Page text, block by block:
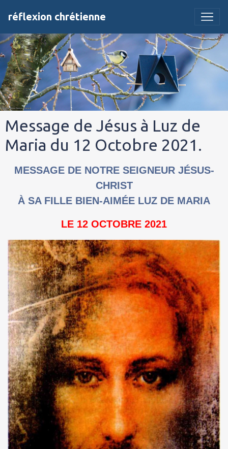
réflexion chrétienne
Message de Jésus à Luz de
Maria du 12 Octobre 2021.
MESSAGE DE NOTRE SEIGNEUR JÉSUS-
CHRIST
À SA FILLE BIEN-AIMÉE LUZ DE MARIA
LE 12 OCTOBRE 2021